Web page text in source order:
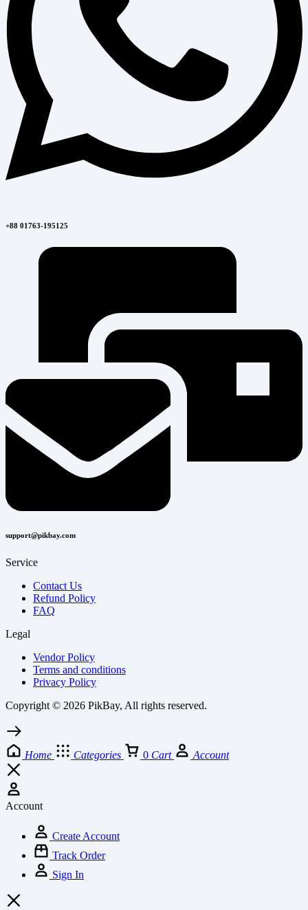
+88 01763-195125
support@pikbay.com
Service
Contact Us
Refund Policy
FAQ
Legal
Vendor Policy
Terms and conditions
Privacy Policy
Copyright © 2026 PikBay, All rights reserved.
Home Categories 0 Cart Account
Account
Create Account
Track Order
Sign In